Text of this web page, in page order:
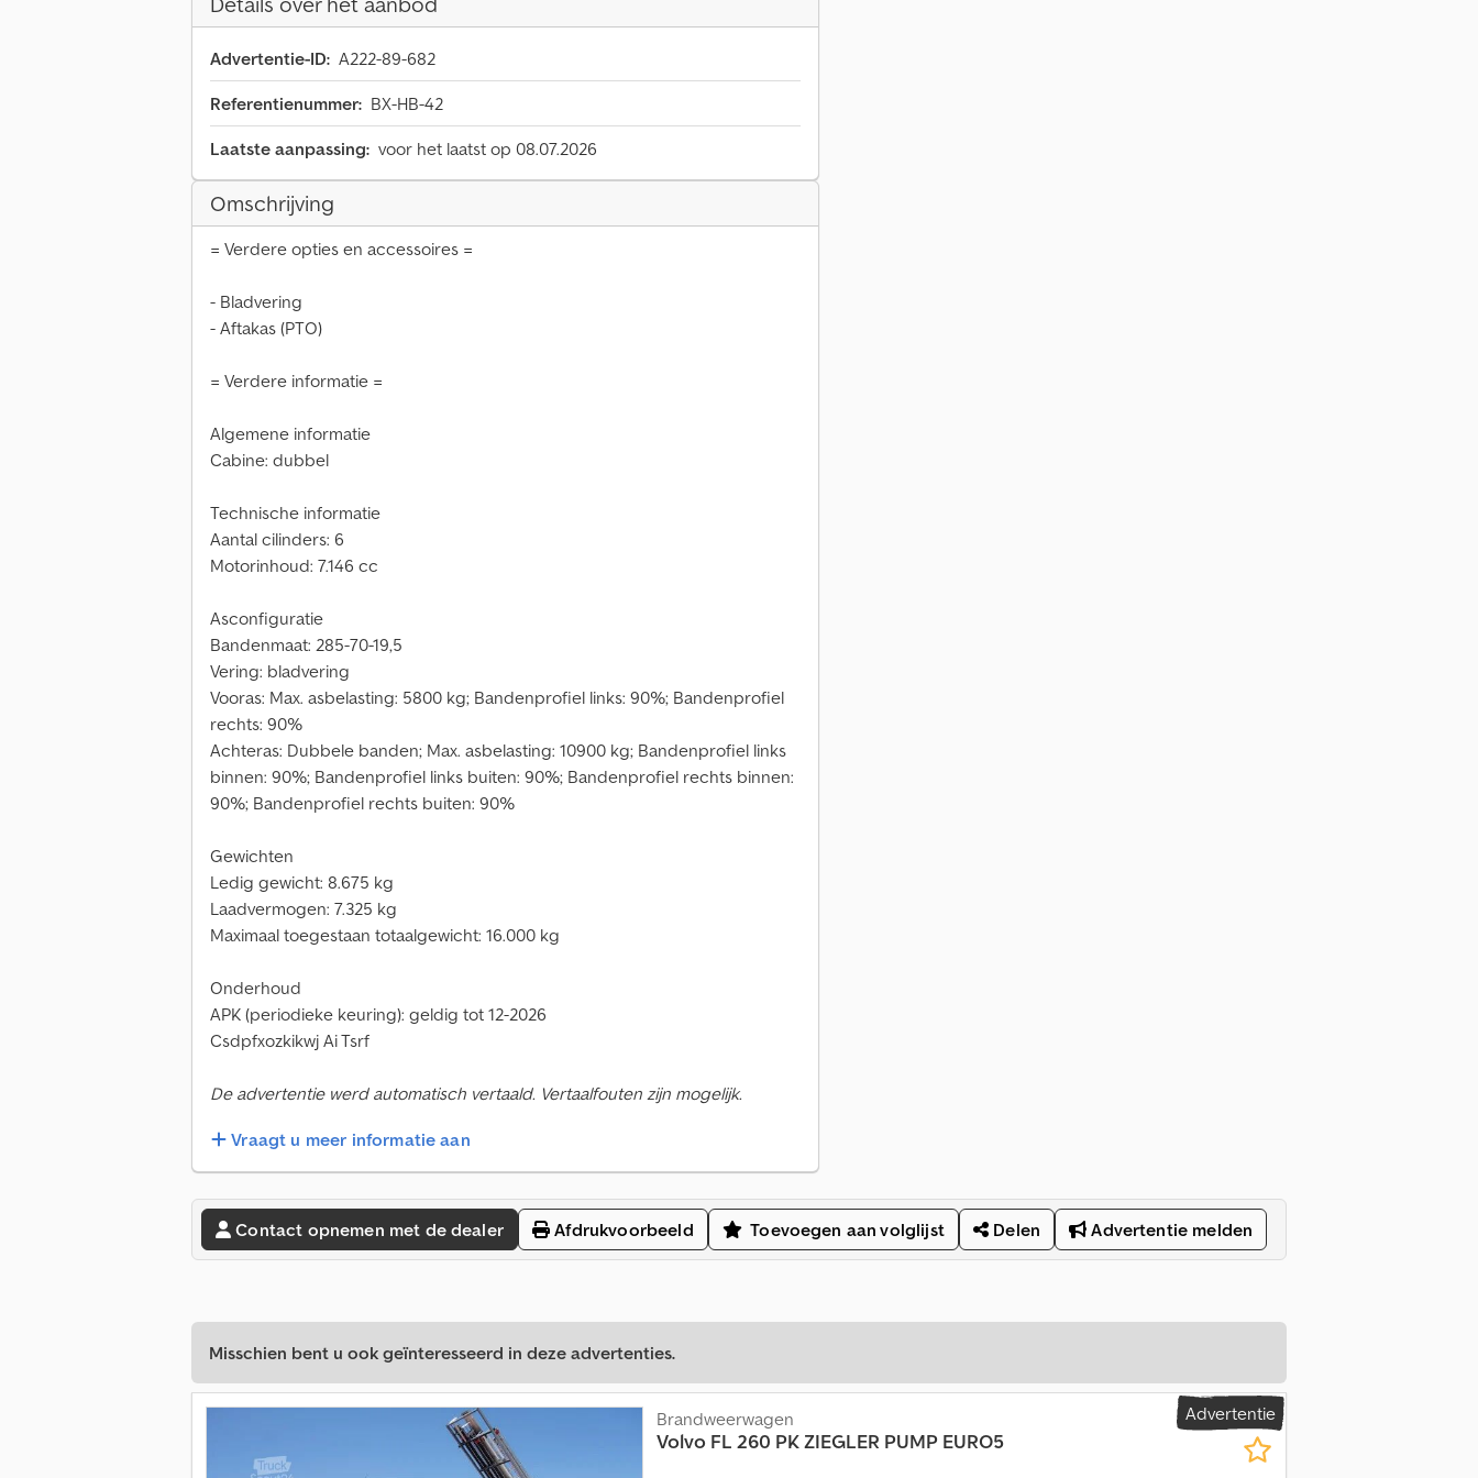
Advertentie-ID: A222-89-682
Referentienummer: BX-HB-42
Laatste aanpassing: voor het laatst op 08.07.2026
Omschrijving
= Verdere opties en accessoires =
- Bladvering
- Aftakas (PTO)
= Verdere informatie =
Algemene informatie
Cabine: dubbel
Technische informatie
Aantal cilinders: 6
Motorinhoud: 7.146 cc
Asconfiguratie
Bandenmaat: 285-70-19,5
Vering: bladvering
Vooras: Max. asbelasting: 5800 kg; Bandenprofiel links: 90%; Bandenprofiel
rechts: 90%
Achteras: Dubbele banden; Max. asbelasting: 10900 kg; Bandenprofiel links
binnen: 90%; Bandenprofiel links buiten: 90%; Bandenprofiel rechts binnen:
90%; Bandenprofiel rechts buiten: 90%
Gewichten
Ledig gewicht: 8.675 kg
Laadvermogen: 7.325 kg
Maximaal toegestaan totaalgewicht: 16.000 kg
Onderhoud
APK (periodieke keuring): geldig tot 12-2026
Csdpfxozkikwj Ai Tsrf
De advertentie werd automatisch vertaald. Vertaalfouten zijn mogelijk.
Vraagt u meer informatie aan
Contact opnemen met de dealer Afdrukvoorbeeld Toevoegen aan volglijst Delen Advertentie melden
Misschien bent u ook geïnteresseerd in deze advertenties.
Advertentie
Brandweerwagen
Volvo FL 260 PK ZIEGLER PUMP EURO5